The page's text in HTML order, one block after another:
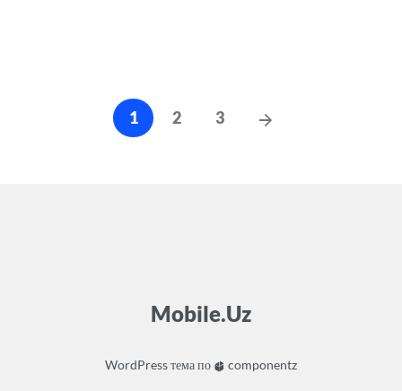
Навигация
1 2 3
Mobile.Uz
WordPressтема по componentz